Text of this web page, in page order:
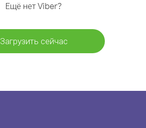
Ещё нет Viber?
Загрузить сейчас